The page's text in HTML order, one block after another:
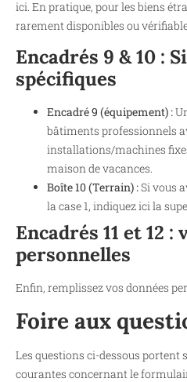
ici. En pratique, pour les biens
rarement disponibles ou
Encadrés 9 & 10 :
spécifiques
Encadré 9 (équipement) :
bâtiments professionnels
installations/machines
maison de vacances.
Boîte 10 (Terrain) :Si vous
la case 1, indiquez ici la
Encadrés 11 et 12 :
personnelles
Enfin, remplissez vos données
Foire aux
Les questions ci-dessous portent
courantes concernant le